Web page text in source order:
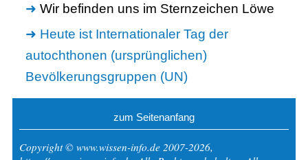
Wir befinden uns im Sternzeichen Löwe
Heute ist Internationaler Tag der
autochthonen (ursprünglichen)
Bevölkerungsgruppen (UN)
zum Seitenanfang
Copyright © www.wissen-info.de 2007-2026,